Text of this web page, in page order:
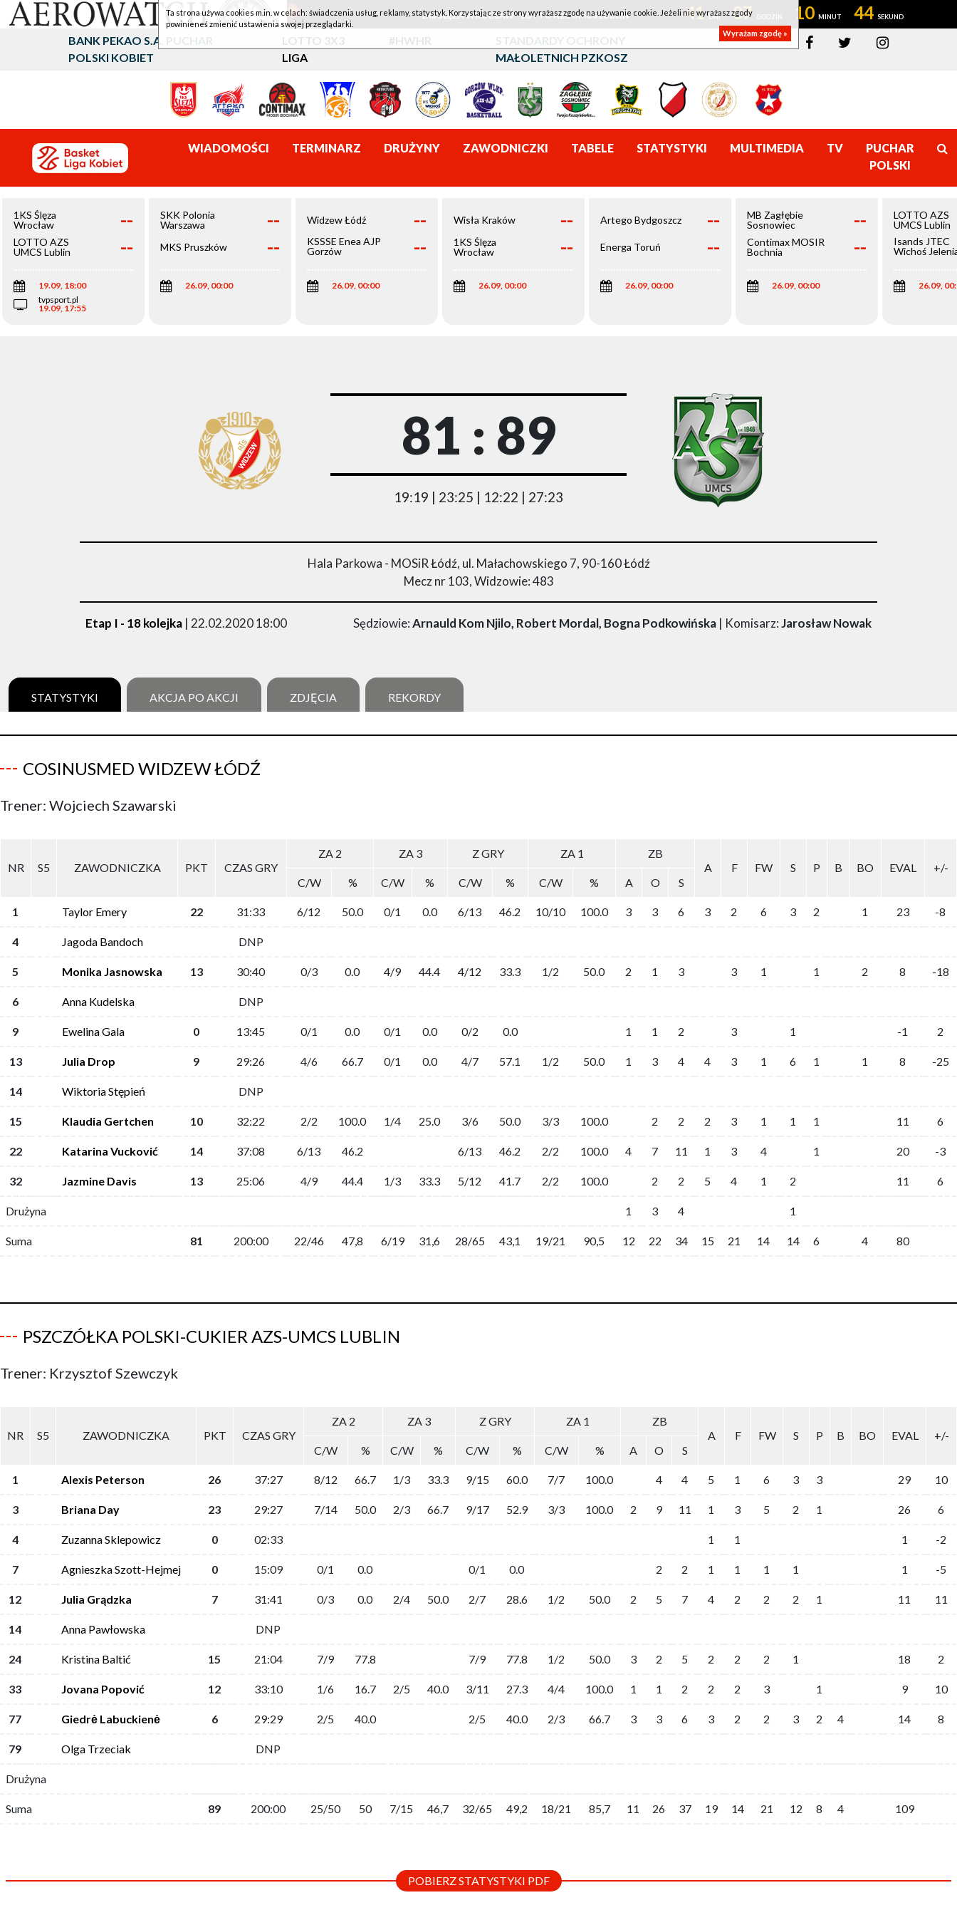
1KS ŚLĘZA WROCŁAW - LOTTO AZS UMCS LUBLIN 41 07 10 44
BANK PEKAO S.A. PUCHAR
POLSKI KOBIET
LOTTO 3X3
LIGA
#HWHR
STANDARDY OCHRONY
MAŁOLETNICH PZKOSZ
WIADOMOŚCI TERMINARZ DRUŻYNY ZAWODNICZKI TABELE STATYSTYKI MULTIMEDIA TV
PUCHAR
POLSKI
1KS Ślęza
Wrocław
--
LOTTO AZS
UMCS Lublin
--
19.09, 18:00
tvpsport.pl
19.09, 17:55
SKK Polonia
Warszawa
--
MKS Pruszków --
26.09, 00:00
Widzew Łódź --
KSSSE Enea AJP
Gorzów
--
26.09, 00:00
Wisła Kraków --
1KS Ślęza
Wrocław
--
26.09, 00:00
Artego Bydgoszcz --
Energa Toruń --
26.09, 00:00
MB Zagłębie
Sosnowiec
--
Contimax MOSIR
Bochnia
--
26.09, 00:00
LOTTO AZS
UMCS Lublin
Isands JTEC
Wichoś
26.09,
81 : 89
19:19 | 23:25 | 12:22 | 27:23
Hala Parkowa - MOSiR Łódź, ul. Małachowskiego 7, 90-160 Łódź
Mecz nr 103, Widzowie: 483
Etap I - 18 kolejka | 22.02.2020 18:00 Sędziowie:Arnauld Kom Njilo, Robert Mordal, Bogna Podkowińska| Komisarz:Jarosław Nowak
STATYSTYKI AKCJA PO AKCJI ZDJĘCIA REKORDY
COSINUSMED WIDZEW ŁÓDŹ
Trener: Wojciech Szawarski
NR S5 ZAWODNICZKA PKT CZAS GRY
ZA 2 ZA 3 Z GRY ZA 1
ZB
A
F FW S P B BO EVAL
+/-
C/W
% C/W % C/W % C/W % A O S
1 Taylor Emery 22 31:33 6/12 50.0 0/1 0.0 6/13 46.2 10/10 100.0 3 3 6 3 2 6 3 2 1 23 -8
4 Jagoda Bandoch DNP
5 Monika Jasnowska 13 30:40 0/3 0.0 4/9 44.4 4/12 33.3 1/2 50.0 2 1 3 3 1 1 2 8 -18
6 Anna Kudelska DNP
9 Ewelina Gala 0 13:45 0/1 0.0 0/1 0.0 0/2 0.0 1 1 2 3 1 -1 2
13 Julia Drop 9 29:26 4/6 66.7 0/1 0.0 4/7 57.1 1/2 50.0 1 3 4 4 3 1 6 1 1 8 -25
14 Wiktoria Stępień DNP
15 Klaudia Gertchen 10 32:22 2/2 100.0 1/4 25.0 3/6 50.0 3/3 100.0 2 2 2 3 1 1 1 11 6
22 Katarina Vucković 14 37:08 6/13 46.2 6/13 46.2 2/2 100.0 4 7 11 1 3 4 1 20 -3
32 Jazmine Davis 13 25:06 4/9 44.4 1/3 33.3 5/12 41.7 2/2 100.0 2 2 5 4 1 2 11 6
Drużyna 1 3 4 1
Suma 81 200:00 22/46 47,8 6/19 31,6 28/65 43,1 19/21 90,5 12 22 34 15 21 14 14 6 4 80
PSZCZÓŁKA POLSKI-CUKIER AZS-UMCS LUBLIN
Trener: Krzysztof Szewczyk
NR S5 ZAWODNICZKA PKT CZAS GRY
ZA 2 ZA 3 Z GRY ZA 1
ZB
A
F FW S P B BO EVAL
+/-
C/W
% C/W % C/W % C/W % A O S
1 Alexis Peterson 26 37:27 8/12 66.7 1/3 33.3 9/15 60.0 7/7 100.0 4 4 5 1 6 3 3 29 10
3 Briana Day 23 29:27 7/14 50.0 2/3 66.7 9/17 52.9 3/3 100.0 2 9 11 1 3 5 2 1 26 6
4 Zuzanna Sklepowicz 0 02:33 1 1 1 -2
7 Agnieszka Szott-Hejmej 0 15:09 0/1 0.0 0/1 0.0 2 2 1 1 1 1 1 -5
12 Julia Grądzka 7 31:41 0/3 0.0 2/4 50.0 2/7 28.6 1/2 50.0 2 5 7 4 2 2 2 1 11 11
14 Anna Pawłowska DNP
24 Kristina Baltić 15 21:04 7/9 77.8 7/9 77.8 1/2 50.0 3 2 5 2 2 2 1 18 2
33 Jovana Popović 12 33:10 1/6 16.7 2/5 40.0 3/11 27.3 4/4 100.0 1 1 2 2 2 3 1 9 10
77 Giedrė Labuckienė 6 29:29 2/5 40.0 2/5 40.0 2/3 66.7 3 3 6 3 2 2 3 2 4 14 8
79 Olga Trzeciak DNP
Drużyna
Suma 89 200:00 25/50 50 7/15 46,7 32/65 49,2 18/21 85,7 11 26 37 19 14 21 12 8 4 109
POBIERZ STATYSTYKI PDF
Ta strona używa cookies m.in. w celach: świadczenia usług, reklamy, statystyk. Korzystając ze strony wyrażasz zgodę na używanie cookie. Jeżeli nie wyrażasz zgody
powinieneś zmienić ustawienia swojej przeglądarki.
Wyrażam zgodę »